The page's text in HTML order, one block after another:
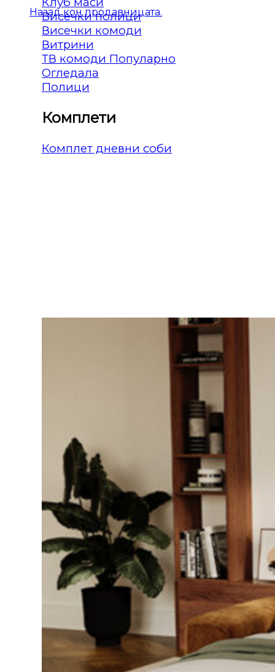
Назад кон продавницата.
Висечки полици
Висечки комоди
Витрини
ТВ комоди
Огледала
Полици
Комплети
Комплет дневни соби